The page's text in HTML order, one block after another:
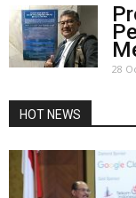
28
HOT NEWS